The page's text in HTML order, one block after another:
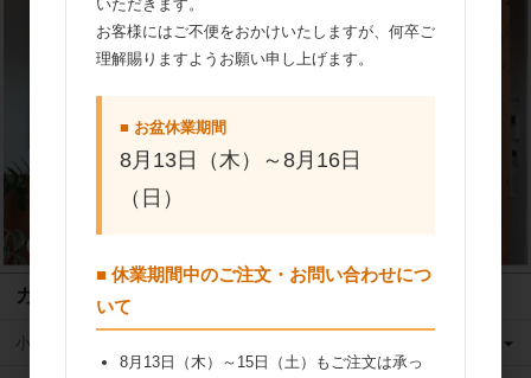
カテゴリ
小麦粉
いただきます。
お客様にはご不便をおかけいたしますが、何卒ご
理解賜りますようお願い申し上げます。
■ お盆休業期間
8月13日（木）～8月16日
（日）
■ 休業期間中のご注文・お問い合わせにつ
いて
8月13日（木）～15日（土）もご注文は承っ